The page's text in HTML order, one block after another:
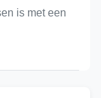
is met een